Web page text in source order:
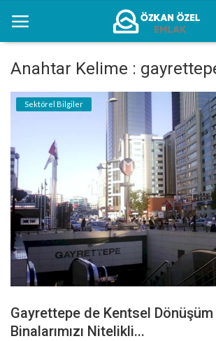
Anasayfa
Kentsel Dönüşüm Alanları
Sektörel Bilgiler
Bilgilendirme
İletişim
Türkçe
Anahtar Kelime :
Sektörel Bilgiler
Gayrettepe de Kentsel
Binalarımızı Nitelikli...